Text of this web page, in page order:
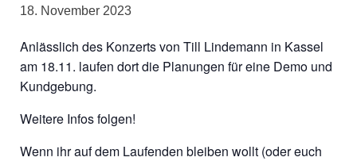
18. November 2023
Anlässlich des Konzerts von Till Lindemann in Kassel
am 18.11. laufen dort die Planungen für eine Demo und
Kundgebung.
Weitere Infos folgen!
Wenn ihr auf dem Laufenden bleiben wollt (oder euch